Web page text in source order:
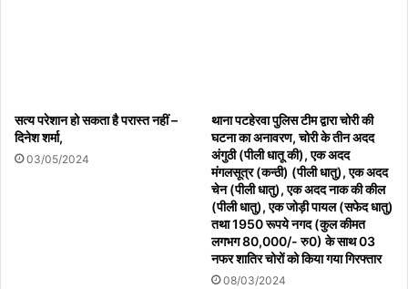
सत्य परेशान हो सकता है परास्त नहीं –
दिनेश शर्मा,
03/05/2024
थाना पटहेरवा पुलिस टीम द्वारा चोरी की
घटना का अनावरण, चोरी के तीन अदद
अंगुठी (पीली धातू की), एक अदद
मंगलसूत्र (कन्ठी) (पीली धातु), एक अदद
चेन (पीली धातु), एक अदद नाक की कील
(पीली धातु), एक जोड़ी पायल (सफेद धातु)
तथा 1950 रूपये नगद (कुल कीमत
लगभग 80,000/- रु0) के साथ 03
नफर शातिर चोरों को किया गया गिरफ्तार
08/03/2024